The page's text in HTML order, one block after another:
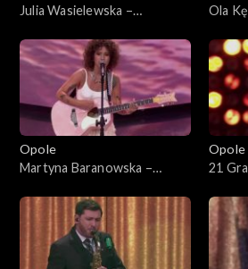
Julia Wasielewska –
63. KFPP: Koncert „Debiuty”
Ola
Opole
Martyna Baranowska –
„Debiuty”
Opole
21
być”.